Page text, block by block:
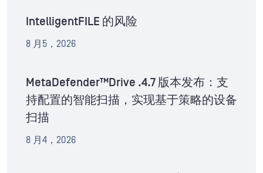
IntelligentFILE 的风险
8 月5，2026
MetaDefender™Drive .4.7 版本发布：支
持配置的智能扫描，实现基于策略的设备
扫描
8 月4，2026